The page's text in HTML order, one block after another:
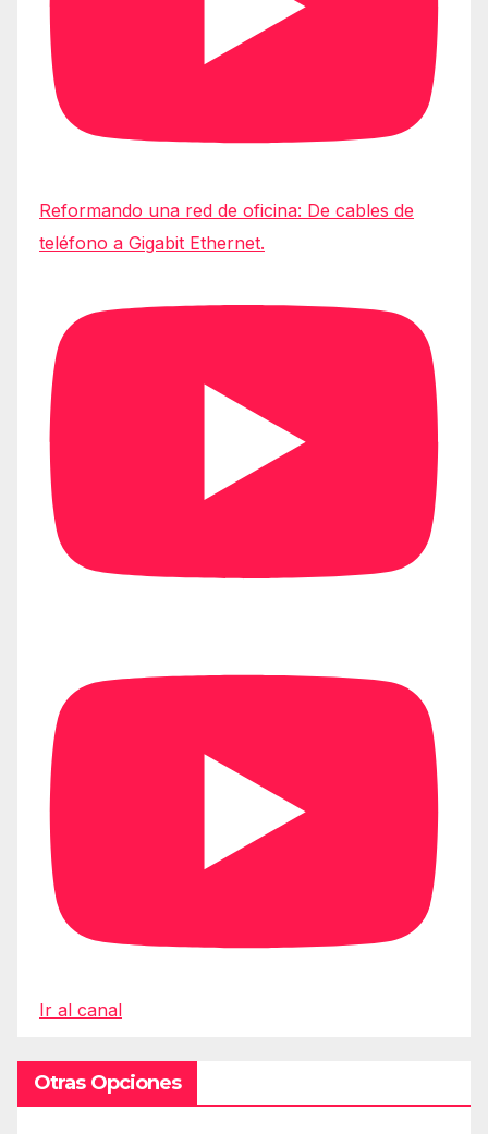
Reformando una red de oficina: De cables de
teléfono a Gigabit Ethernet.
Ir al canal
Otras Opciones